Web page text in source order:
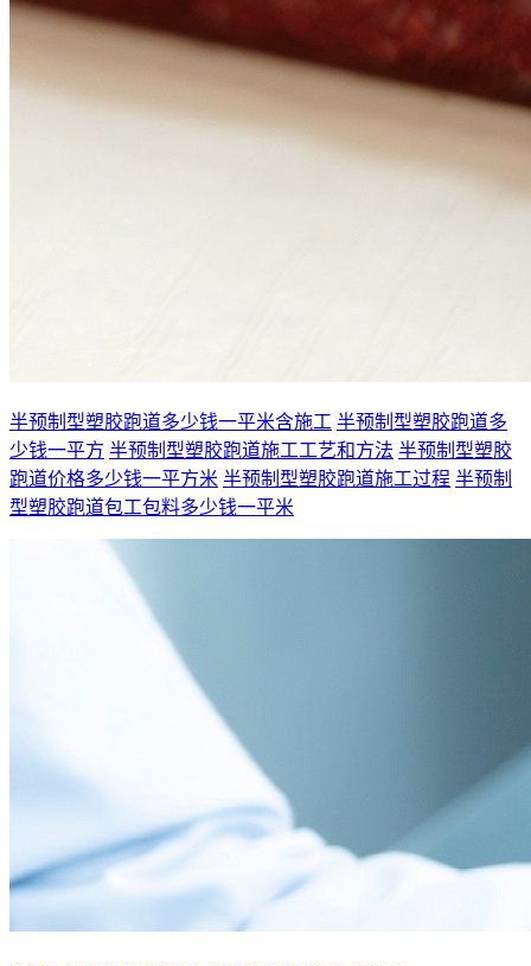
半预制型塑胶跑道多少钱一平米含施工 半预制型塑胶跑道多
少钱一平方 半预制型塑胶跑道施工工艺和方法 半预制型塑胶
跑道价格多少钱一平方米 半预制型塑胶跑道施工过程 半预制
型塑胶跑道包工包料多少钱一平米